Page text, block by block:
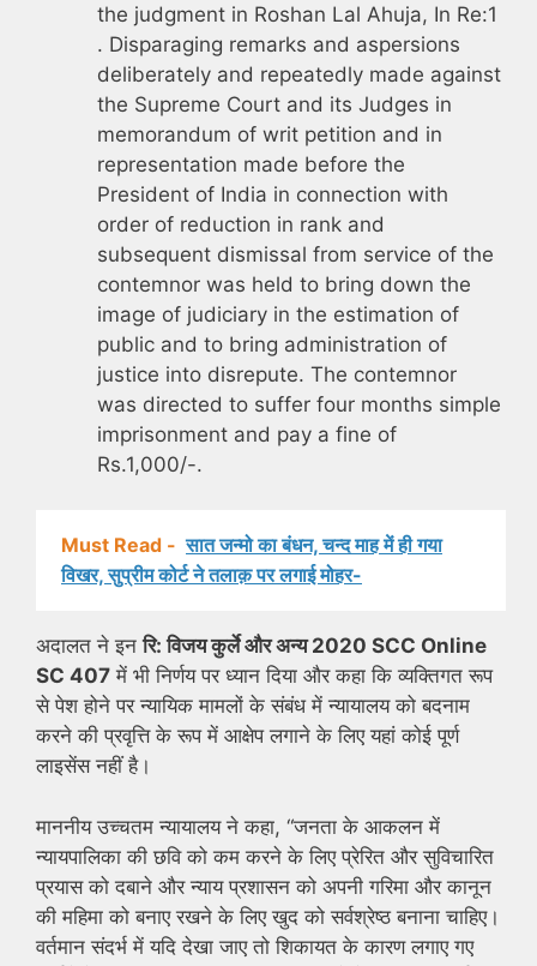
the judgment in Roshan Lal Ahuja, In Re:1
. Disparaging remarks and aspersions
deliberately and repeatedly made against
the Supreme Court and its Judges in
memorandum of writ petition and in
representation made before the
President of India in connection with
order of reduction in rank and
subsequent dismissal from service of the
contemnor was held to bring down the
image of judiciary in the estimation of
public and to bring administration of
justice into disrepute. The contemnor
was directed to suffer four months simple
imprisonment and pay a fine of
Rs.1,000/-.
Must Read - सात जन्मो का बंधन, चन्द माह में ही गया
विखर, सुप्रीम कोर्ट ने तलाक़ पर लगाई मोहर-
अदालत ने इनरि: विजय कुर्ले और अन्य 2020 SCC Online
SC 407 में भी निर्णय पर ध्यान दिया और कहा कि व्यक्तिगत रूप
से पेश होने पर न्यायिक मामलों के संबंध में न्यायालय को बदनाम
करने की प्रवृत्ति के रूप में आक्षेप लगाने के लिए यहां कोई पूर्ण
लाइसेंस नहीं है।
माननीय उच्चतम न्यायालय ने कहा, “जनता के आकलन में
न्यायपालिका की छवि को कम करने के लिए प्रेरित और सुविचारित
प्रयास को दबाने और न्याय प्रशासन को अपनी गरिमा और कानून
की महिमा को बनाए रखने के लिए खुद को सर्वश्रेष्ठ बनाना चाहिए।
वर्तमान संदर्भ में यदि देखा जाए तो शिकायत के कारण लगाए गए